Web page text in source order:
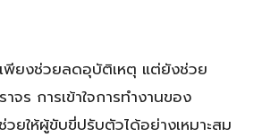
เพียงช่วยลดอุบัติเหตุ แต่ยังช่วย
จร การเข้าใจการทำงานของ
วยให้ผู้ขับขี่ปรับตัวได้อย่างเหมาะสม